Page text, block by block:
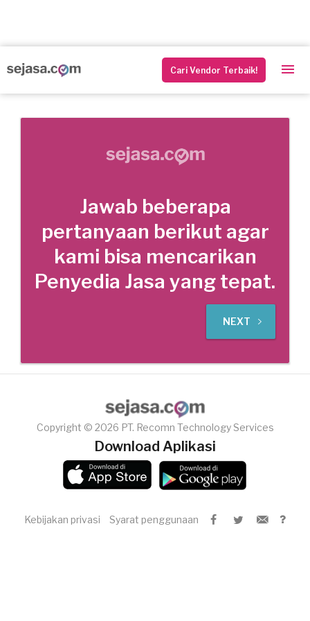
Cari Vendor Terbaik!
Jawab beberapa
pertanyaan berikut agar
kami bisa mencarikan
Penyedia Jasa yang tepat.
NEXT
Copyright © 2026 PT. Recomn Technology Services
Download Aplikasi
Kebijakan privasi Syarat penggunaan